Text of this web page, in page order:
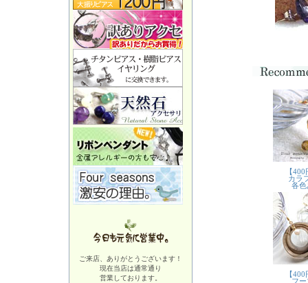
ご来店、ありがとうございます！
現在当店は通常通り
営業しております。